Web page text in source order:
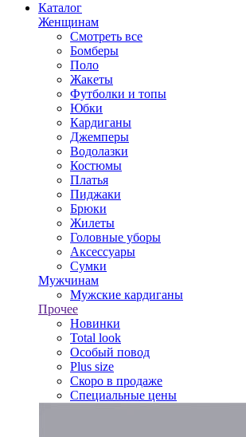
Каталог
Женщинам
Смотреть все
Бомберы
Поло
Жакеты
Футболки и топы
Юбки
Кардиганы
Джемперы
Водолазки
Костюмы
Платья
Пиджаки
Брюки
Жилеты
Головные уборы
Аксессуары
Сумки
Мужчинам
Мужские кардиганы
Прочее
Новинки
Total look
Особый повод
Plus size
Скоро в продаже
Специальные цены